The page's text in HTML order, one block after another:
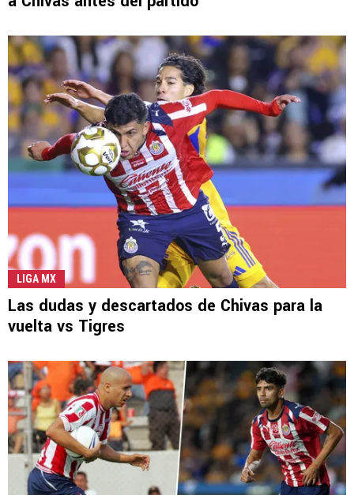
LIGA MX
Las dudas y descartados de Chivas para la
vuelta vs Tigres